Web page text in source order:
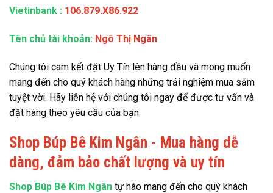
Vietinbank : 106.879.X86.922
Tên chủ tài khoản: Ngô Thị Ngân
Chúng tôi cam kết đặt Uy Tín lên hàng đầu và mong muốn
mang đến cho quý khách hàng những trải nghiệm mua sắm
tuyệt vời. Hãy liên hệ với chúng tôi ngay để được tư vấn và
đặt hàng theo yêu cầu của bạn.
Shop Búp Bê Kim Ngân - Mua hàng dễ
dàng, đảm bảo chất lượng và uy tín
Shop Búp Bê Kim Ngân tự hào mang đến cho quý khách